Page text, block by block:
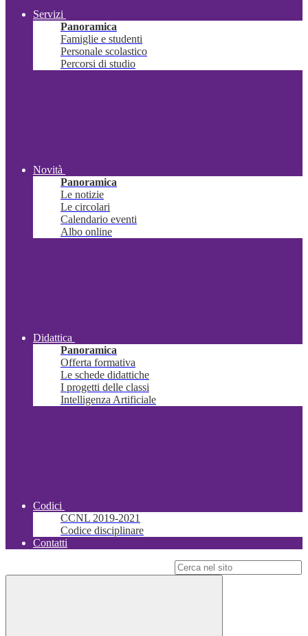
Servizi
Panoramica
Famiglie e studenti
Personale scolastico
Percorsi di studio
Novità
Panoramica
Le notizie
Le circolari
Calendario eventi
Albo online
Didattica
Panoramica
Offerta formativa
Le schede didattiche
I progetti delle classi
Intelligenza Artificiale
Codici
CCNL 2019-2021
Codice disciplinare
Contatti